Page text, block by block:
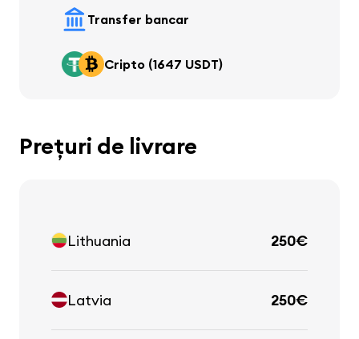
Transfer bancar
Cripto (1647 USDT)
Prețuri de livrare
Lithuania 250€
Latvia 250€